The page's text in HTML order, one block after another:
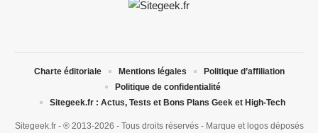
Sitegeek.fr - ® 2013-2026 - Tous droits réservés - Marque et logos déposés
Charte éditoriale Mentions légales
Politique d’affiliation
Politique de confidentialité
Sitegeek.fr : Actus, Tests et Bons Plans Geek et High-Tech